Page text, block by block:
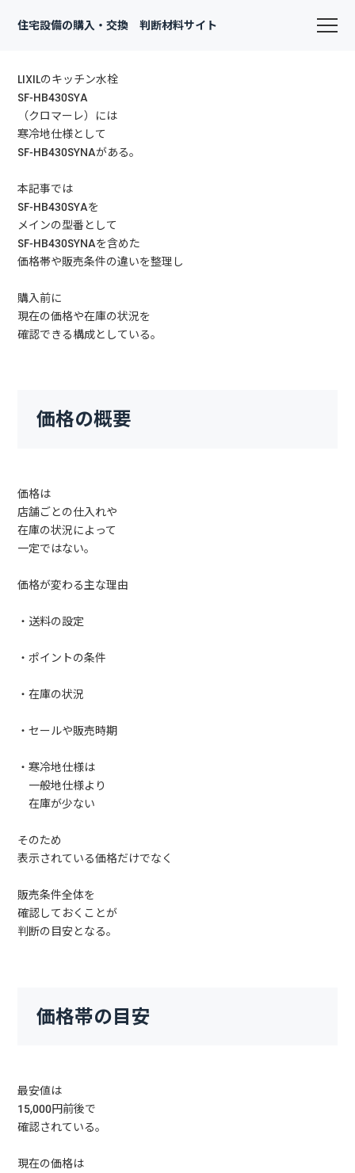
住宅設備の購入・交換 判断材料サイト
LIXILのキッチン水栓
SF-HB430SYA
（クロマーレ）には
寒冷地仕様として
SF-HB430SYNAがある。
本記事では
SF-HB430SYAを
メインの型番として
SF-HB430SYNAを含めた
価格帯や販売条件の違いを整理し
購入前に
現在の価格や在庫の状況を
確認できる構成としている。
価格の概要
価格は
店舗ごとの仕入れや
在庫の状況によって
一定ではない。
価格が変わる主な理由
・送料の設定
・ポイントの条件
・在庫の状況
・セールや販売時期
・寒冷地仕様は
一般地仕様より
在庫が少ない
そのため
表示されている価格だけでなく
販売条件全体を
確認しておくことが
判断の目安となる。
価格帯の目安
最安値は
15,000円前後で
確認されている。
現在の価格は